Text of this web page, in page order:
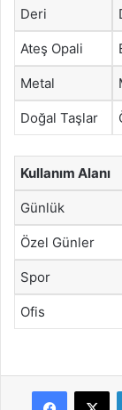
Deri
Ateş Opali
Metal
Doğal Taşlar
Kullanım Alanı
Günlük
Özel Günler
Spor
Ofis
Facebook
X